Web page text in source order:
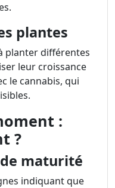
plantes
planter différentes
leur croissance
le cannabis, qui
:
?
maturité
indiquant que